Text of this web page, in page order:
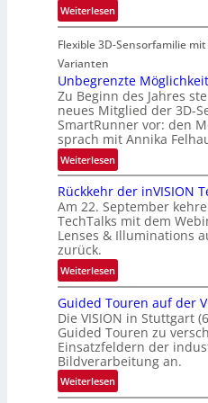
-
u
a
u
m
f
a
h
r
t
t
e
c
h
i
k
o
n
Weiterlesen:
P
a
t
n
e
r
s
c
h
a
f
t
i
s
c
h
e
n
4
Flexible 3D-Sensorfamilie
Varianten
Unbegrenzte
Zu Beginn des Jahres
neues Mitglied der 3D-
SmartRunner vor: den
sprach mit Annika
Weiterlesen:
U
n
b
e
g
r
e
z
t
e
M
ö
g
Rückkehr der inVISION
Am 22. September
TechTalks mit dem
Lenses & Illuminations
zurück.
Weiterlesen:
R
ü
c
k
k
e
h
Guided Touren auf der
Die VISION in Stuttgart
Guided Touren zu
Einsatzfeldern der
Bildverarbeitung an.
Weiterlesen:
G